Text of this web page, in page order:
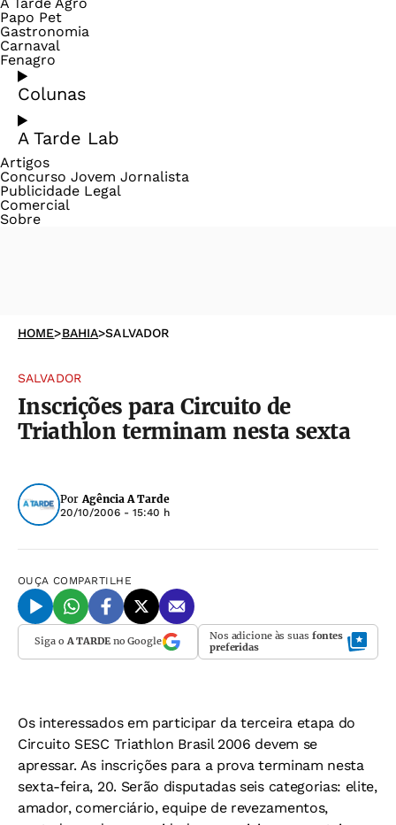
Papo Pet
Gastronomia
Carnaval
Fenagro
Colunas
A Tarde Lab
Artigos
Concurso Jovem Jornalista
Publicidade Legal
Comercial
Sobre
HOME>BAHIA>SALVADOR
SALVADOR
Inscrições para Circuito de
Triathlon terminam nesta sexta
Por Agência A Tarde
20/10/2006 - 15:40 h
OUÇA COMPARTILHE
Siga oA TARDEno Google Nos adicione às suas fontes
preferidas
Os interessados em participar da terceira etapa do
Circuito SESC Triathlon Brasil 2006 devem se
apressar. As inscrições para a prova terminam nesta
sexta-feira, 20. Serão disputadas seis categorias: elite,
amador, comerciário, equipe de revezamentos,